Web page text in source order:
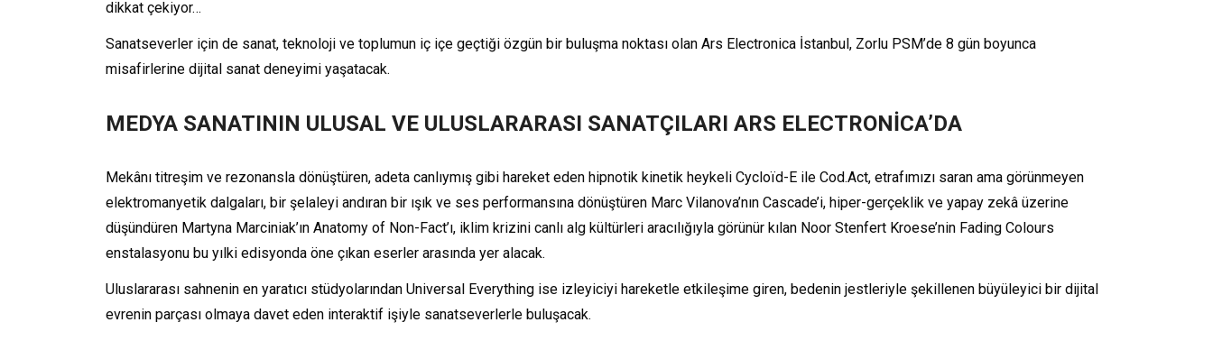
dikkat çekiyor…
Sanatseverler için de sanat, teknoloji ve toplumun iç içe geçtiği özgün bir buluşma noktası olan Ars Electronica İstanbul, Zorlu PSM’de 8 gün boyunca
misafirlerine dijital sanat deneyimi yaşatacak.
MEDYA SANATININ ULUSAL VE ULUSLARARASI SANATÇILARI ARS ELECTRONİCA’DA
Mekânı titreşim ve rezonansla dönüştüren, adeta canlıymış gibi hareket eden hipnotik kinetik heykeli Cycloïd-E ile Cod.Act, etrafımızı saran ama görünmeyen
elektromanyetik dalgaları, bir şelaleyi andıran bir ışık ve ses performansına dönüştüren Marc Vilanova’nın Cascade’i, hiper-gerçeklik ve yapay zekâ üzerine
düşündüren Martyna Marciniak’ın Anatomy of Non-Fact’ı, iklim krizini canlı alg kültürleri aracılığıyla görünür kılan Noor Stenfert Kroese’nin Fading Colours
enstalasyonu bu yılki edisyonda öne çıkan eserler arasında yer alacak.
Uluslararası sahnenin en yaratıcı stüdyolarından Universal Everything ise izleyiciyi hareketle etkileşime giren, bedenin jestleriyle şekillenen büyüleyici bir dijital
evrenin parçası olmaya davet eden interaktif işiyle sanatseverlerle buluşacak.